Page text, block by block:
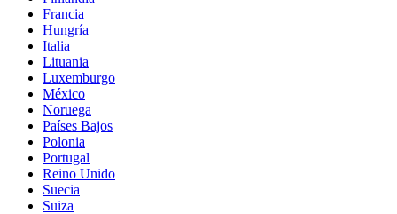
Francia
Hungría
Italia
Lituania
Luxemburgo
México
Noruega
Países Bajos
Polonia
Portugal
Reino Unido
Suecia
Suiza